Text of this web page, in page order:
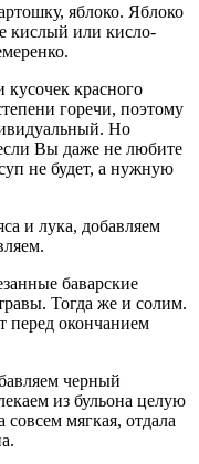
яблоко. Яблоко
кислый или кисло-
красного
горечи, поэтому
Но
Вы даже не любите
не будет, а нужную
и лука, добавляем
баварские
Тогда же и солим.
перед окончанием
черный
из бульона целую
мягкая, отдала